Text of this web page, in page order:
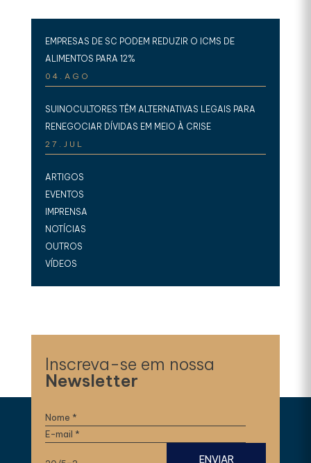
EMPRESAS DE SC PODEM REDUZIR O ICMS DE
ALIMENTOS PARA 12%
04.AGO
SUINOCULTORES TÊM ALTERNATIVAS LEGAIS PARA
RENEGOCIAR DÍVIDAS EM MEIO À CRISE
27.JUL
ARTIGOS
EVENTOS
IMPRENSA
NOTÍCIAS
OUTROS
VÍDEOS
Inscreva-se em nossa
Newsletter